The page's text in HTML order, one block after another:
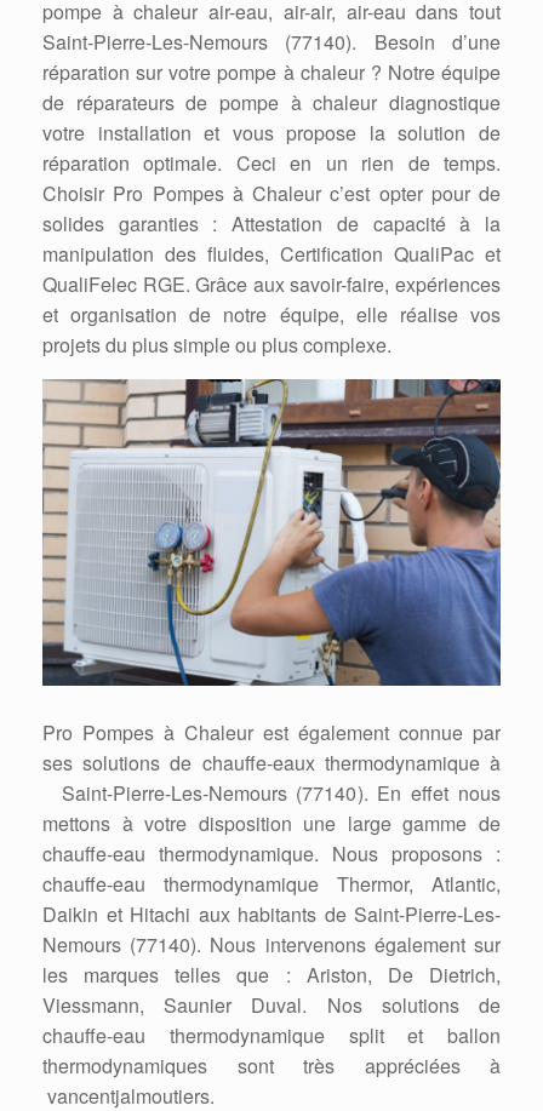
pompe à chaleur air-eau, air-air, air-eau dans tout
Saint-Pierre-Les-Nemours (77140). Besoin d’une
réparation sur votre pompe à chaleur ? Notre équipe
de réparateurs de pompe à chaleur diagnostique
votre installation et vous propose la solution de
réparation optimale. Ceci en un rien de temps.
Choisir Pro Pompes à Chaleur c’est opter pour de
solides garanties : Attestation de capacité à la
manipulation des fluides, Certification QualiPac et
QualiFelec RGE. Grâce aux savoir-faire, expériences
et organisation de notre équipe, elle réalise vos
projets du plus simple ou plus complexe.
Pro Pompes à Chaleur est également connue par
ses solutions de chauffe-eaux thermodynamique à
Saint-Pierre-Les-Nemours (77140). En effet nous
mettons à votre disposition une large gamme de
chauffe-eau thermodynamique. Nous proposons :
chauffe-eau thermodynamique Thermor, Atlantic,
Daikin et Hitachi aux habitants de Saint-Pierre-Les-
Nemours (77140). Nous intervenons également sur
les marques telles que : Ariston, De Dietrich,
Viessmann, Saunier Duval. Nos solutions de
chauffe-eau thermodynamique split et ballon
thermodynamiques sont très appréciées à
vancentjalmoutiers.